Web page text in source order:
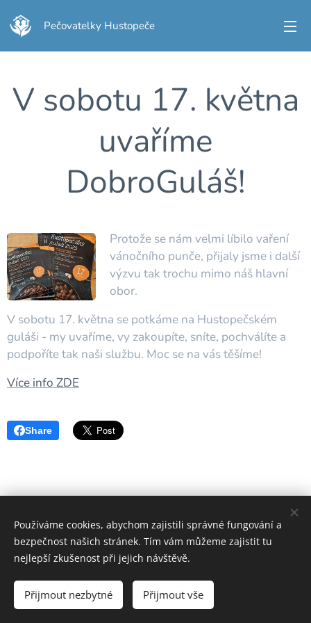
Pečovatelky Hustopeče
V sobotu 17. května
uvaříme
DobroGuláš!
Protože se nám velmi líbilo vaření
vánočního punče, přijaly jsme i další
výzvu tak trochu mimo náš hlavní
obor.
V sobotu 17. května se potkáme na Hustopečském
guláši - my uvaříme, vy zakoupíte, sníte, pochválíte a
podpoříte tak naši službu. Moc se na vás těšíme!
Více info ZDE
Share
Pečovatelská služba Hustopeče 2024
Vytvořeno službou Webnode
Používáme cookies, abychom zajistili správné fungování a
bezpečnost našich stránek. Tím vám můžeme zajistit tu
nejlepší zkušenost při jejich návštěvě.
Přijmout nezbytné Přijmout vše